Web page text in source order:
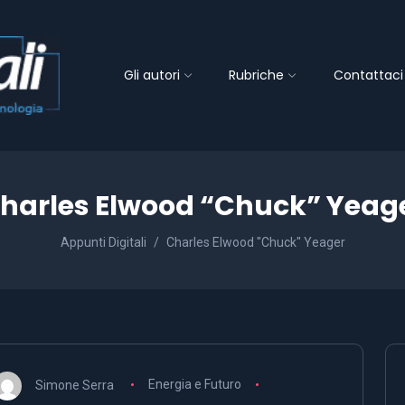
Gli autori Rubriche Contattaci
Elwood “Chuck”
Appunti Digitali Charles Elwood "Chuck" Yeager
Simone Serra
Energia e Futuro